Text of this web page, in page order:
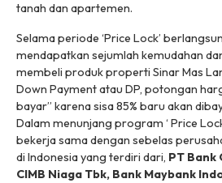
tanah dan apartemen.
Selama periode ‘Price Lock’
mendapatkan sejumlah kemudahan
membeli produk properti Sinar Mas
Down Payment atau DP, potongan
bayar” karena sisa 85% baru akan
Dalam menunjang program ‘ Price
bekerja sama dengan sebelas
di Indonesia yang terdiri dari, PT Bank
CIMB Niaga Tbk, Bank Maybank